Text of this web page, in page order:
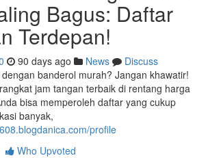
Bagus: Daftar
Terdepan!
90 days ago News
Discuss
banderol murah? Jangan khawatir!
jam tangan terbaik di rentang harga
bisa memperoleh daftar yang cukup
banyak,
profile
Who Upvoted